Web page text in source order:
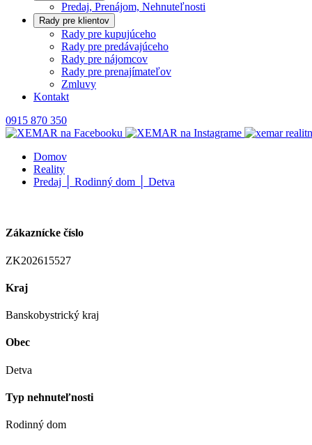
Predaj, Prenájom, Nehnuteľnosti
Rady pre klientov
Rady pre kupujúceho
Rady pre predávajúceho
Rady pre nájomcov
Rady pre prenajímateľov
Zmluvy
Kontakt
0915 870 350
Domov
Reality
Predaj │ Rodinný dom │ Detva
Zákaznícke číslo
ZK202615527
Kraj
Banskobystrický kraj
Obec
Detva
Typ nehnuteľnosti
Rodinný dom